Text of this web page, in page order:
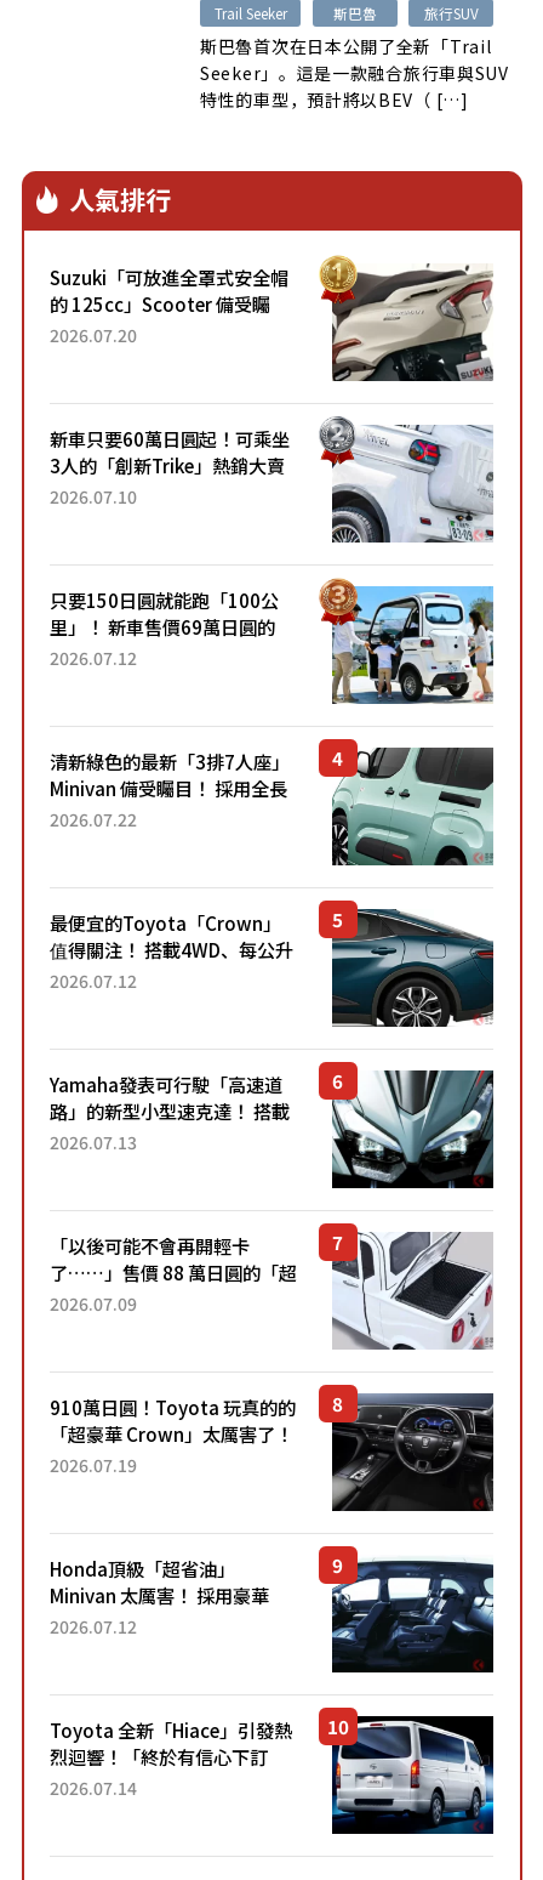
Trail Seeker 斯巴魯 旅行SUV
斯巴魯首次在日本公開了全新「Trail
Seeker」。這是一款融合旅行車與SUV
特性的車型，預計將以BEV（ […]
人氣排行
Suzuki「可放進全罩式安全帽
的 125cc」Scooter 備受矚
目！採用全新流線設計與各項
2026.07.20
新車只要60萬日圓起！可乘坐
3人的「創新Trike」熱銷大賣
成為人氣車款！「養車成本真
2026.07.10
只要150日圓就能跑「100公
里」！ 新車售價69萬日圓的
「3人座」Trike大受歡迎！ 順
2026.07.12
清新綠色的最新「3排7人座」
Minivan 備受矚目！ 採用全長
4.7公尺剛剛好的車身尺寸與
2026.07.22
最便宜的Toyota「Crown」
值得關注！ 搭載4WD、每公升
22.4公里低油耗表現超亮眼！
2026.07.12
Yamaha發表可行駛「高速道
路」的新型小型速克達！ 搭載
能享受超強勁「渦輪感」的動
2026.07.13
「以後可能不會再開輕卡
了……」售價 88 萬日圓的「超
迷你輕型貨車」引發兩極評
了！...
2026.07.09
910萬日圓！Toyota 玩真的的
「超豪華 Crown」太厲害了！
採用由「匠人技藝」打造的
2026.07.19
Honda頂級「超省油」
Minivan 太厲害！ 採用豪華
「真皮座椅」與專屬「黑色內
「三...
2026.07.12
Toyota 全新「Hiace」引發熱
烈迴響！「終於有信心下訂
了！」「哪個等級交車最
車？...
2026.07.14